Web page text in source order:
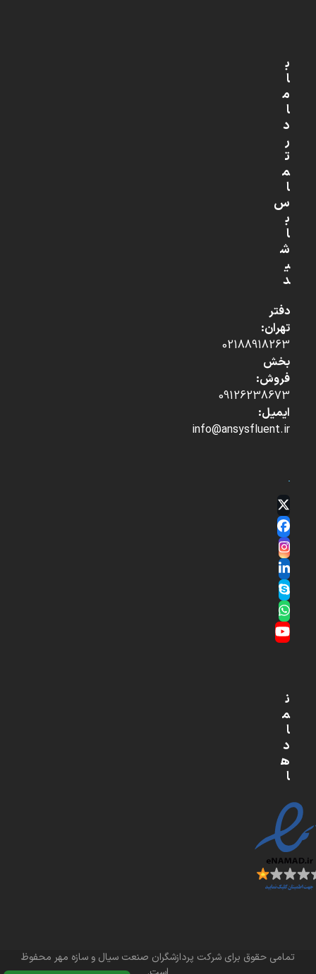
ب
ا
م
ا
د
ر
ت
م
ا
س
ب
ا
ش
ی
د
دفتر
تهران:
02188918263
بخش
فروش:
09126238673
ایمیل:
info@ansysfluent.ir
Twitter
(deprecated)
Facebook
Instagram
LinkedIn
Skype
Whatsapp
YouTube
ن
م
ا
د
ه
ا
تمامی حقوق برای شرکت پردازشگران صنعت سیال و سازه مهر محفوظ